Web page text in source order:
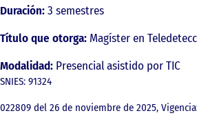
Duración:3 semestres
Título que otorga: Magíster en
Modalidad: Presencial asistido por TIC
SNIES: 91324
022809 del 26 de noviembre de 2025,